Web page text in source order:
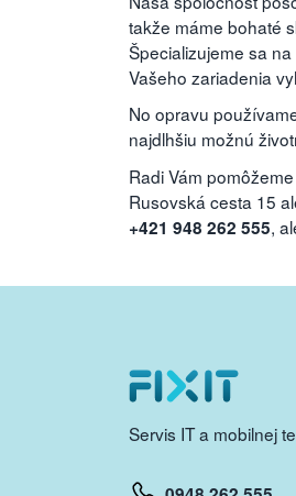
takže máme bohaté
Špecializujeme sa
Vašeho zariadenia
No opravu
najdlhšiu možnú
Radi Vám
Rusovská cesta 15
+421 948 262 555,
Servis IT a mobilnej